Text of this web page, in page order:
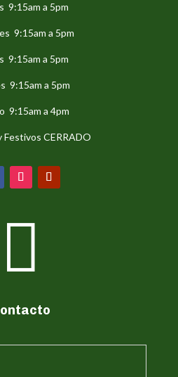
9:15am a 5pm
9:15am a 5pm
9:15am a 5pm
9:15am a 5pm
9:15am a 4pm
Festivos CERRADO
